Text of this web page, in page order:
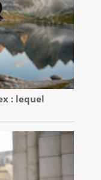
: lequel